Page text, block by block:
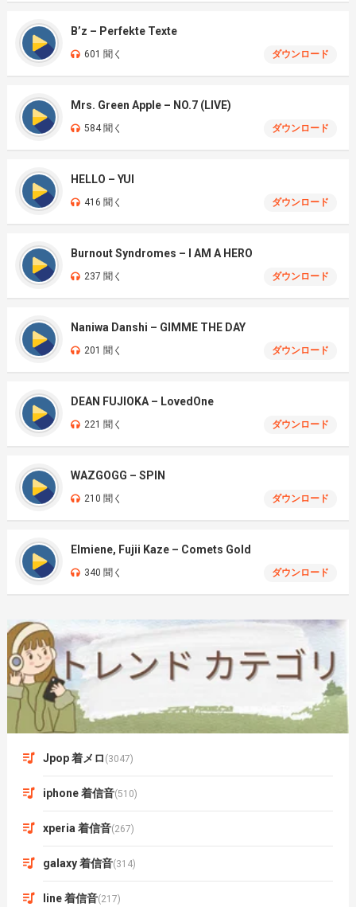
B’z – Perfekte Texte
601 聞く ダウンロード
Mrs. Green Apple – NO.7 (LIVE)
584 聞く ダウンロード
HELLO – YUI
416 聞く ダウンロード
Burnout Syndromes – I AM A HERO
237 聞く ダウンロード
Naniwa Danshi – GIMME THE DAY
201 聞く ダウンロード
DEAN FUJIOKA – LovedOne
221 聞く ダウンロード
WAZGOGG – SPIN
210 聞く ダウンロード
Elmiene, Fujii Kaze – Comets Gold
340 聞く ダウンロード
Jpop 着メロ (3047)
iphone 着信音(510)
xperia 着信音(267)
galaxy 着信音(314)
line 着信音(217)